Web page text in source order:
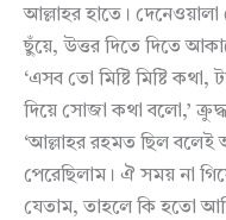
আল্লাহর হাতে।
ছুঁয়ে, উত্তর দিতে দিতে
‘এসব তো মিষ্টি মিষ্টি
দিয়ে সোজা কথা বলো,’
‘আল্লাহর রহমত ছিল বলেই
পেরেছিলাম। ঐ সময় না
যেতাম, তাহলে কি হতো